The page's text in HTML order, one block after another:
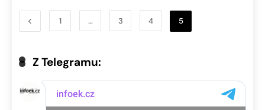
1 … 3 4 5
Z Telegramu: